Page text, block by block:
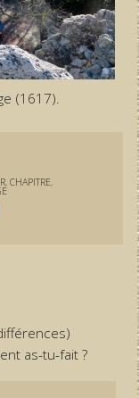
(1617).
,CHAPITRE,
as-tu-fait ?